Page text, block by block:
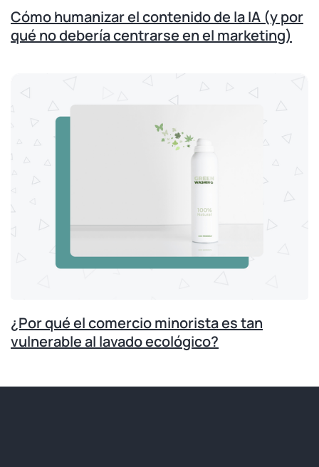
Cómo humanizar el contenido de la IA (y por
qué no debería centrarse en el marketing)
¿Por qué el comercio minorista es tan
vulnerable al lavado ecológico?